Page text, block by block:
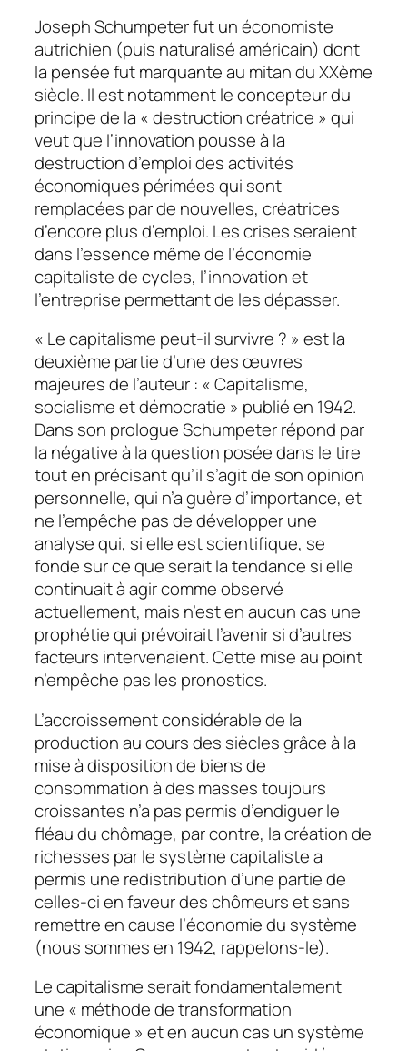
Joseph Schumpeter fut un économiste
autrichien (puis naturalisé américain) dont
la pensée fut marquante au mitan du XXème
siècle. Il est notamment le concepteur du
principe de la « destruction créatrice » qui
veut que l’innovation pousse à la
destruction d’emploi des activités
économiques périmées qui sont
remplacées par de nouvelles, créatrices
d’encore plus d’emploi. Les crises seraient
dans l’essence même de l’économie
capitaliste de cycles, l’innovation et
l’entreprise permettant de les dépasser.
« Le capitalisme peut-il survivre ? » est la
deuxième partie d’une des œuvres
majeures de l’auteur : « Capitalisme,
socialisme et démocratie » publié en 1942.
Dans son prologue Schumpeter répond par
la négative à la question posée dans le tire
tout en précisant qu’il s’agit de son opinion
personnelle, qui n’a guère d’importance, et
ne l’empêche pas de développer une
analyse qui, si elle est scientifique, se
fonde sur ce que serait la tendance si elle
continuait à agir comme observé
actuellement, mais n’est en aucun cas une
prophétie qui prévoirait l’avenir si d’autres
facteurs intervenaient. Cette mise au point
n’empêche pas les pronostics.
L’accroissement considérable de la
production au cours des siècles grâce à la
mise à disposition de biens de
consommation à des masses toujours
croissantes n’a pas permis d’endiguer le
fléau du chômage, par contre, la création de
richesses par le système capitaliste a
permis une redistribution d’une partie de
celles-ci en faveur des chômeurs et sans
remettre en cause l’économie du système
(nous sommes en 1942, rappelons-le).
Le capitalisme serait fondamentalement
une « méthode de transformation
économique » et en aucun cas un système